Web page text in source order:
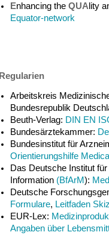
Enhancing theQUA lity
Equator-network
Regularien
Arbeitskreis
Bundesrepublik
Beuth-Verlag: DIN EN
Bundesärztekammer:
Bundesinstitut für
Orientierungshilfe
Das Deutsche Institut
Information (BfArM):
Deutsche
Formulare, Leitfaden
EUR-Lex:
Angaben über